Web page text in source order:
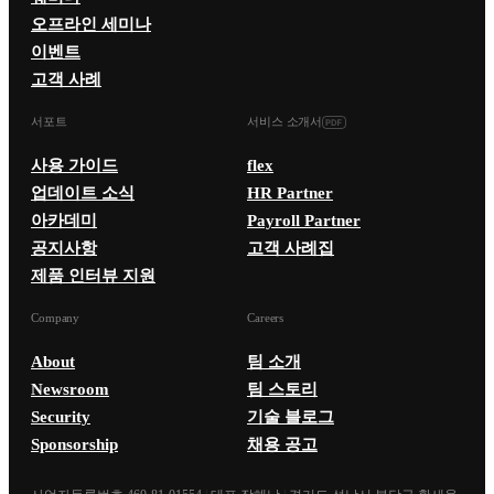
오프라인 세미나
이벤트
고객 사례
서포트
사용 가이드
업데이트 소식
아카데미
공지사항
제품 인터뷰 지원
서비스 소개서
flex
HR Partner
Payroll Partner
고객 사례집
Company
About
Newsroom
Security
Sponsorship
Careers
팀 소개
팀 스토리
기술 블로그
채용 공고